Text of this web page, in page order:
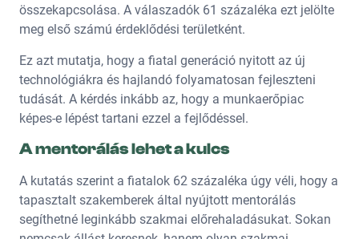
összekapcsolása. A válaszadók 61 százaléka ezt jelölte
meg első számú érdeklődési területként.
Ez azt mutatja, hogy a fiatal generáció nyitott az új
technológiákra és hajlandó folyamatosan fejleszteni
tudását. A kérdés inkább az, hogy a munkaerőpiac
képes-e lépést tartani ezzel a fejlődéssel.
A mentorálás lehet a kulcs
A kutatás szerint a fiatalok 62 százaléka úgy véli, hogy a
tapasztalt szakemberek által nyújtott mentorálás
segíthetné leginkább szakmai előrehaladásukat. Sokan